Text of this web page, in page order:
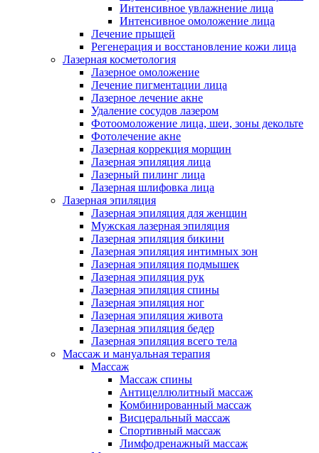
Интенсивное увлажнение лица
Интенсивное омоложение лица
Лечение прыщей
Регенерация и восстановление кожи лица
Лазерная косметология
Лазерное омоложение
Лечение пигментации лица
Лазерное лечение акне
Удаление сосудов лазером
Фотоомоложение лица, шеи, зоны декольте
Фотолечение акне
Лазерная коррекция морщин
Лазерная эпиляция лица
Лазерный пилинг лица
Лазерная шлифовка лица
Лазерная эпиляция
Лазерная эпиляция для женщин
Мужская лазерная эпиляция
Лазерная эпиляция бикини
Лазерная эпиляция интимных зон
Лазерная эпиляция подмышек
Лазерная эпиляция рук
Лазерная эпиляция спины
Лазерная эпиляция ног
Лазерная эпиляция живота
Лазерная эпиляция бедер
Лазерная эпиляция всего тела
Массаж и мануальная терапия
Массаж
Массаж спины
Антицеллюлитный массаж
Комбинированный массаж
Висцеральный массаж
Спортивный массаж
Лимфодренажный массаж